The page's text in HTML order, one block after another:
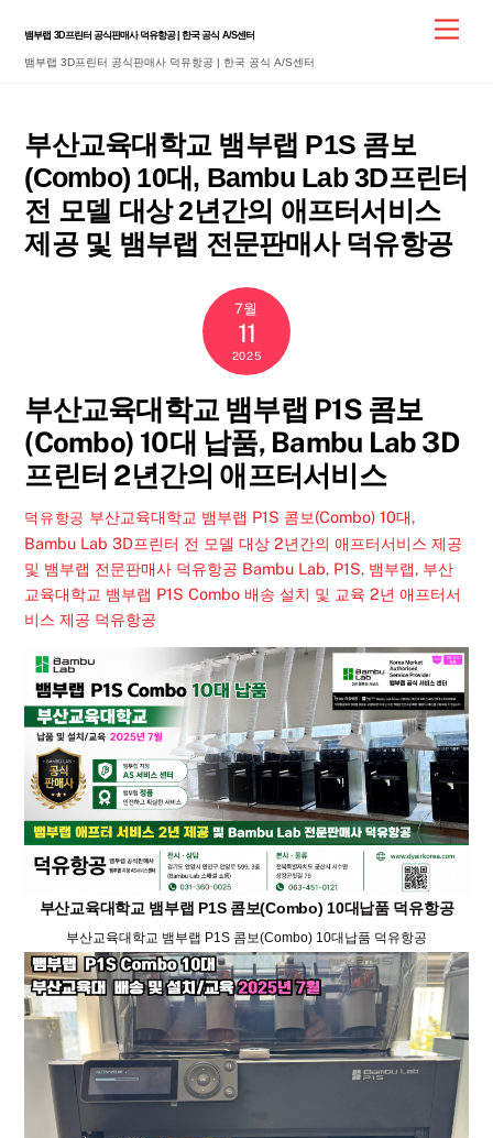
content
뱀부랩 3D프린터 공식판매사 덕유항공 | 한국 공식 A/S센터
뱀부랩 3D프린터 공식판매사 덕유항공 | 한국 공식 A/S센터
부산교육대학교 뱀부랩 P1S 콤보
(Combo) 10대, Bambu Lab 3D프린터
전 모델 대상 2년간의 애프터서비스
제공 및 뱀부랩 전문판매사 덕유항공
7월
11
2025
부산교육대학교 뱀부랩 P1S 콤보
(Combo) 10대 납품, Bambu Lab 3D
프린터 2년간의 애프터서비스
덕유항공 부산교육대학교 뱀부랩 P1S 콤보(Combo) 10대,
Bambu Lab 3D프린터 전 모델 대상 2년간의 애프터서비스 제공
및 뱀부랩 전문판매사 덕유항공 Bambu Lab, P1S, 뱀부랩, 부산
교육대학교 뱀부랩 P1S Combo 배송 설치 및 교육 2년 애프터서
비스 제공 덕유항공
부산교육대학교 뱀부랩 P1S 콤보(Combo) 10대납품 덕유항공
부산교육대학교 뱀부랩 P1S 콤보(Combo) 10대납품 덕유항공